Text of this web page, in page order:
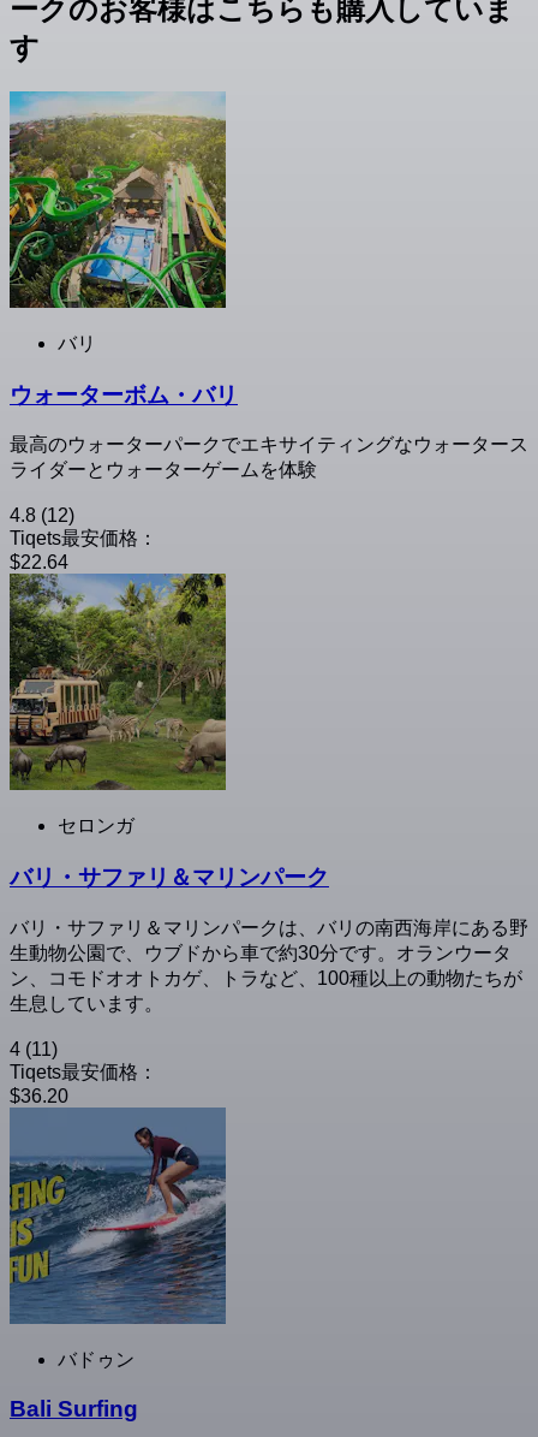
ークのお客様はこちらも購入していま
す
バリ
ウォーターボム・バリ
最高のウォーターパークでエキサイティングなウォータース
ライダーとウォーターゲームを体験
4.8 (12)
Tiqets最安価格：
$22.64
セロンガ
バリ・サファリ＆マリンパーク
バリ・サファリ＆マリンパークは、バリの南西海岸にある野
生動物公園で、ウブドから車で約30分です。オランウータ
ン、コモドオオトカゲ、トラなど、100種以上の動物たちが
生息しています。
4 (11)
Tiqets最安価格：
$36.20
バドゥン
Bali Surfing